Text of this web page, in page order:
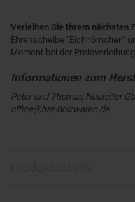
Verleihen Sie Ihrem nächsten
Ehrenscheibe "Eichhörnchen"
Moment bei der
Peter und Thomas Neureiter
office@hsr-holzwaren.de